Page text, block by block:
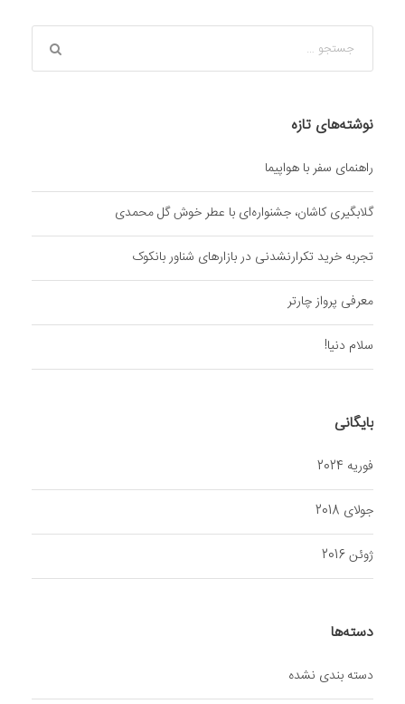
نوشته‌های تازه
راهنمای سفر با هواپیما
گلابگیری کاشان، جشنواره‌ای با عطر خوش گل محمدی
تجربه خرید تکرارنشدنی در بازارهای شناور بانکوک
معرفی پرواز چارتر
سلام دنیا!
بایگانی
فوریه 2024
جولای 2018
ژوئن 2016
دسته‌ها
دسته بندی نشده